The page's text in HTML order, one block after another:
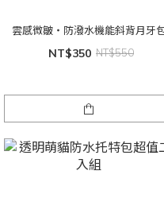
雲感微皺・防潑水機能斜背月牙
NT$350 NT$550